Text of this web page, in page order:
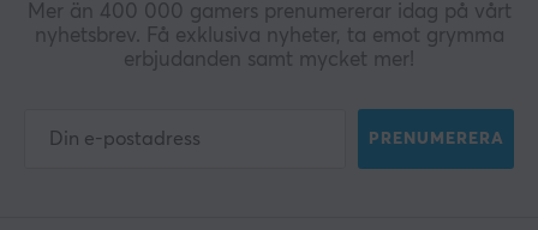
Mer än 400 000 gamers prenumererar idag på vårt
nyhetsbrev. Få exklusiva nyheter, ta emot grymma
erbjudanden samt mycket mer!
PRENUMERERA